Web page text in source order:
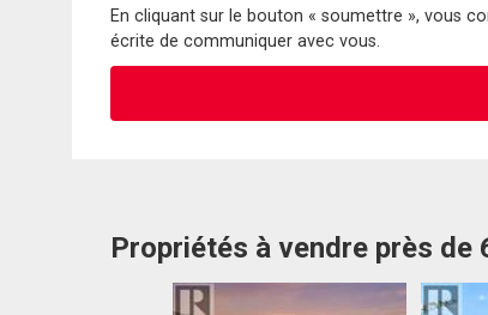
En cliquant sur le bouton « soumettre », vous
écrite de communiquer avec vous.
Propriétés à vendre près de